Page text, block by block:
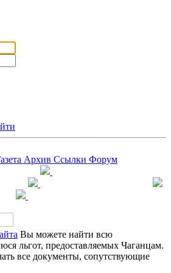
Архив Ссылки Форум
Вы можете найти всю
льгот, предоставляемых Чаганцам.
все документы, сопутствующие